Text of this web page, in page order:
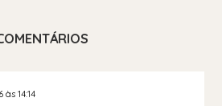
às 14:14